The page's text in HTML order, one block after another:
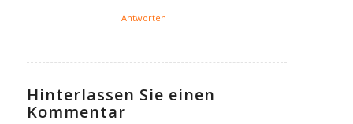
Antworten
Hinterlassen Sie einen
Kommentar